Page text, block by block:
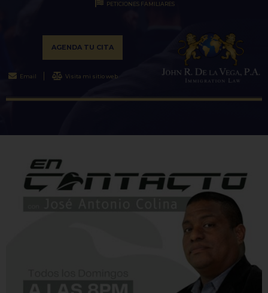
PETICIONES FAMILIARES
AGENDA TU CITA
Email Visita mi sitio web